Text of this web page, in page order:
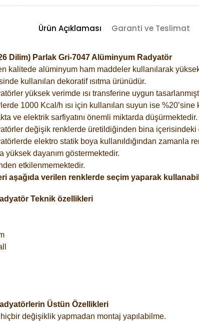
Ürün Açıklaması Garanti ve Teslimat
Dilim) Parlak Gri-7047 Alüminyum Radyatör
kalitede alüminyum ham maddeler kullanılarak
kullanılan dekoratif ısıtma ürünüdür.
yüksek verimde ısı transferine uygun
1000 Kcal/h ısı için kullanılan suyun ise %20’sine
ve elektrik sarfiyatını önemli miktarda düşürmektedir.
değişik renklerde üretildiğinden bina
elektro statik boya kullanıldığından zamanla
dayanım göstermektedir.
etkilenmemektedir.
aşağıda verilen renklerde seçim yaparak
Teknik özellikleri
Üstün Özellikleri
değişiklik yapmadan montaj yapılabilme.